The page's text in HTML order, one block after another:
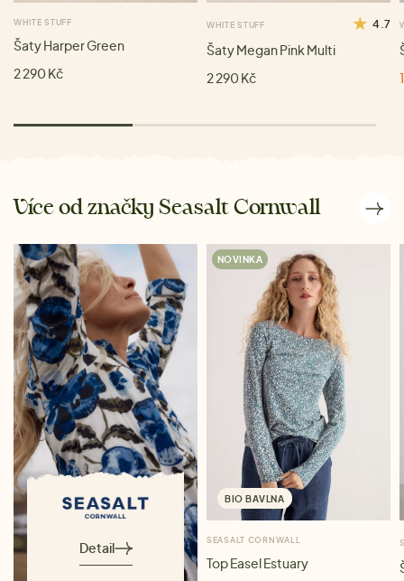
WHITE STUFF
Šaty Harper Green
2 290 Kč
WHITE STUFF 4.7
Šaty Megan Pink Multi
2 290 Kč
Více od značky Seasalt Cornwall
Detail
NOVINKA
BIO BAVLNA
SEASALT CORNWALL
Top Easel Estuary